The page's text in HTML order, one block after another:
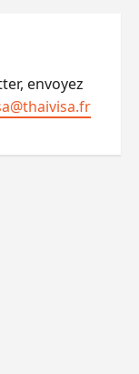
envoyez